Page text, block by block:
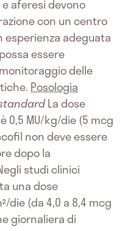
aferesi devono
con un centro
adeguata
essere
delle
Posologia
La dose
0,5 MU/kg/die (5 mcg
non deve essere
dopo la
studi clinici
una dose
die (da 4,0 a 8,4 mcg
giornaliera di